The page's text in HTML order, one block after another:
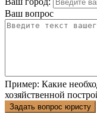
Ваш вопрос
Пример: Какие
хозяйственной
Задать вопрос юристу